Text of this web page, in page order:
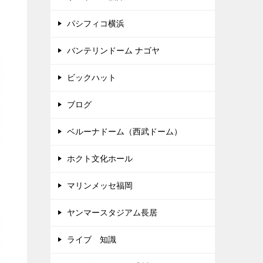
パシフィコ横浜
バンテリンドーム ナゴヤ
ビックハット
ブログ
ベルーナドーム（西武ドーム）
ホクト文化ホール
マリンメッセ福岡
ヤンマースタジアム長居
ライブ 知識